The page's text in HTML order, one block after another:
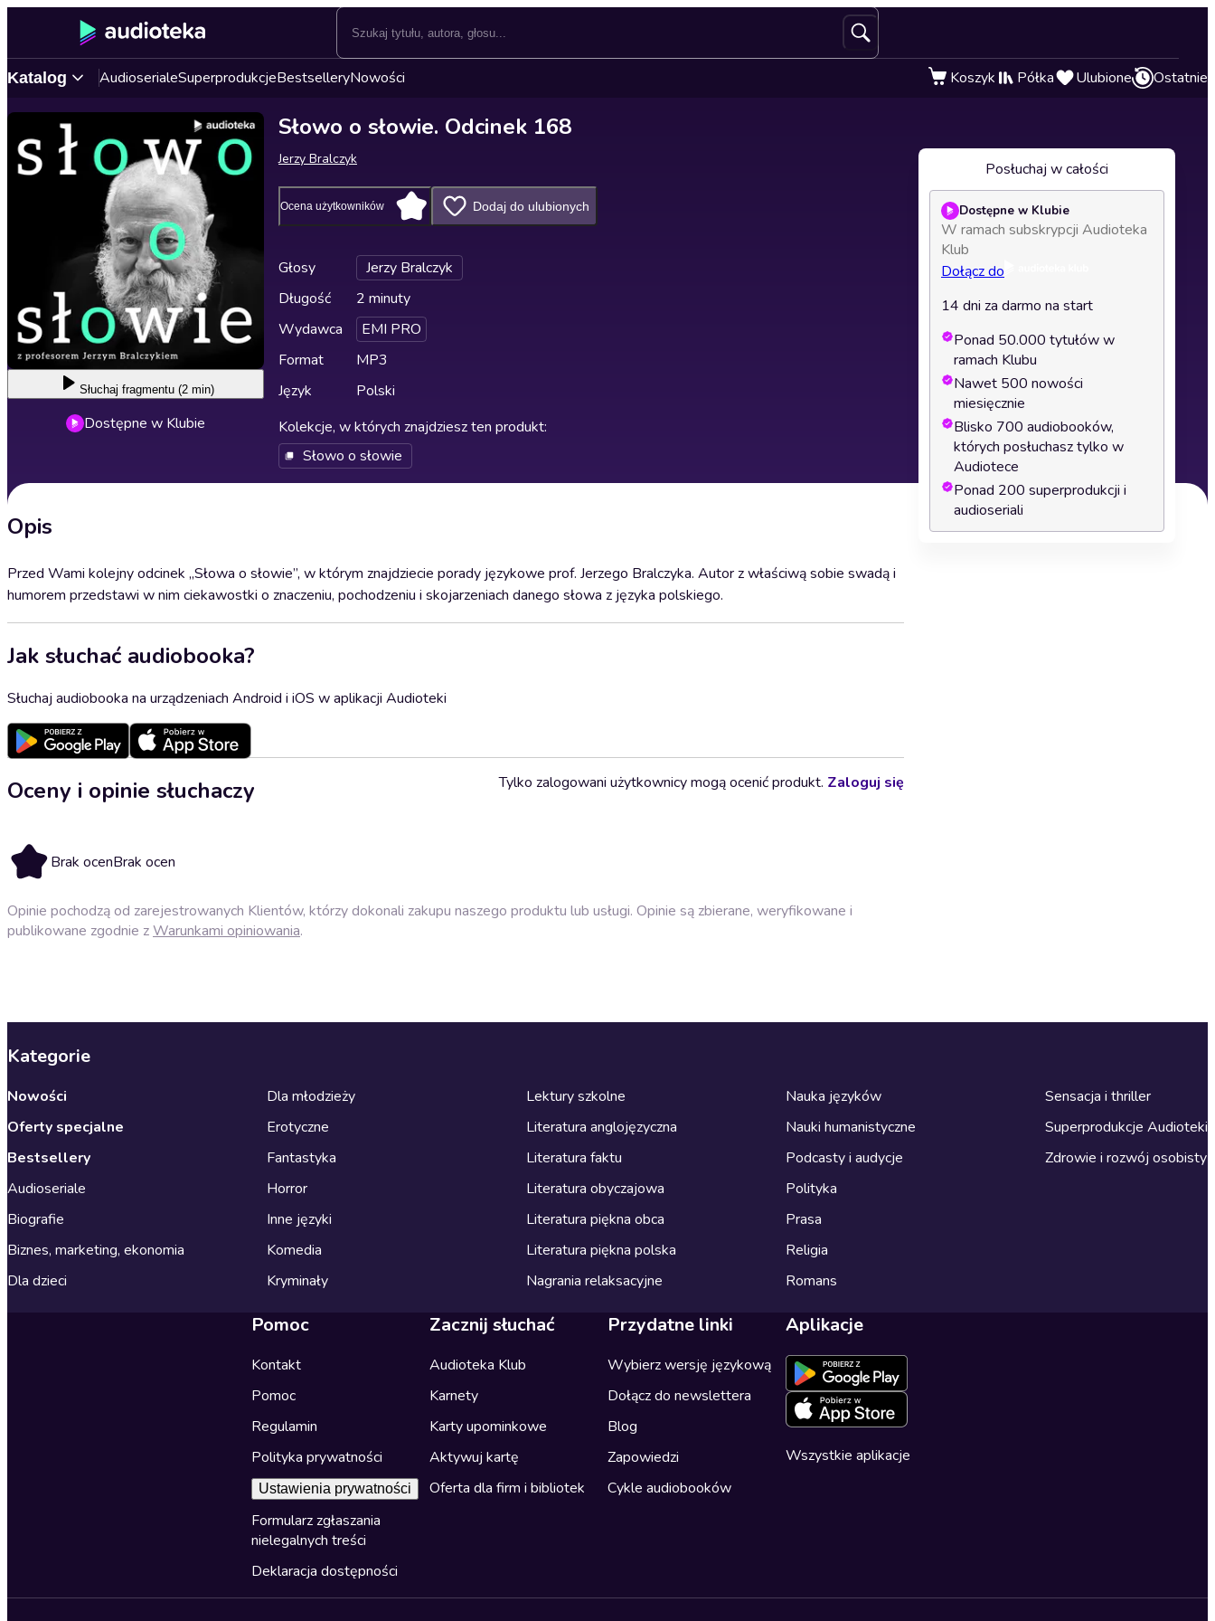
Katalog AudioserialeSuperprodukcjeBestselleryNowości Koszyk Półka Ulubione Ostatnie
Słuchaj fragmentu (2 min)
Dostępne w Klubie
Słowo o słowie. Odcinek 168
Jerzy Bralczyk
Ocena użytkowników Dodaj do ulubionych
Głosy
Jerzy Bralczyk
Długość
2 minuty
Wydawca
EMI PRO
Format
MP3
Język
Polski
Kolekcje, w których znajdziesz ten produkt:
Słowo o słowie
Opis
Przed Wami kolejny odcinek „Słowa o słowie”, w którym znajdziecie porady językowe prof. Jerzego Bralczyka. Autor z właściwą sobie swadą i
humorem przedstawi w nim ciekawostki o znaczeniu, pochodzeniu i skojarzeniach danego słowa z języka polskiego.
Jak słuchać audiobooka?
Słuchaj audiobooka na urządzeniach Android i iOS w aplikacji Audioteki
Oceny i opinie słuchaczy
Brak ocenBrak ocen
Tylko zalogowani użytkownicy mogą ocenić produkt. Zaloguj się
Opinie pochodzą od zarejestrowanych Klientów, którzy dokonali zakupu naszego produktu lub usługi. Opinie są zbierane, weryfikowane i
publikowane zgodnie zWarunkami opiniowania.
Posłuchaj w całości
Dostępne w Klubie
W ramach subskrypcji Audioteka
Klub
Dołącz do
14 dni za darmo na start
Ponad 50.000 tytułów w
ramach Klubu
Nawet 500 nowości
miesięcznie
Blisko 700 audiobooków,
których posłuchasz tylko w
Audiotece
Ponad 200 superprodukcji i
audioseriali
Kategorie
Nowości
Oferty specjalne
Bestsellery
Audioseriale
Biografie
Biznes, marketing, ekonomia
Dla dzieci
Dla młodzieży
Erotyczne
Fantastyka
Horror
Inne języki
Komedia
Kryminały
Lektury szkolne
Literatura anglojęzyczna
Literatura faktu
Literatura obyczajowa
Literatura piękna obca
Literatura piękna polska
Nagrania relaksacyjne
Nauka języków
Nauki humanistyczne
Podcasty i audycje
Polityka
Prasa
Religia
Romans
Sensacja i thriller
Superprodukcje Audioteki
Zdrowie i rozwój osobisty
Pomoc
Kontakt
Pomoc
Regulamin
Polityka prywatności
Ustawienia prywatności
Formularz zgłaszania
nielegalnych treści
Deklaracja dostępności
Zacznij słuchać
Audioteka Klub
Karnety
Karty upominkowe
Aktywuj kartę
Oferta dla firm i bibliotek
Przydatne linki
Wybierz wersję językową
Dołącz do newslettera
Blog
Zapowiedzi
Cykle audiobooków
Aplikacje
Wszystkie aplikacje